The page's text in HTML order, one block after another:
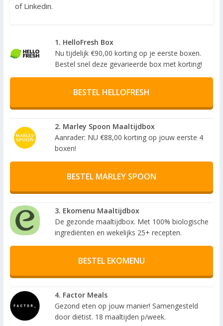
of Linkedin.
1. HelloFresh Box
Nu tijdelijk €90,00 korting op je eerste boxen.
Bestel snel deze gevarieerde box met korting!
BESTEL HELLOFRESH
2. Marley Spoon Maaltijdbox
Aanrader: NU €88,00 korting op jouw eerste 4
boxen!
BESTEL MARLEY SPOON
3. Ekomenu Maaltijdbox
De gezonde maaltijdbox. Met 100% biologische
ingrediënten en wekelijks 25+ recepten.
BESTEL EKOMENU
4. Factor Meals
Gezond eten op jouw manier! Samengesteld
door diëtist. 18 maaltijden p/week.